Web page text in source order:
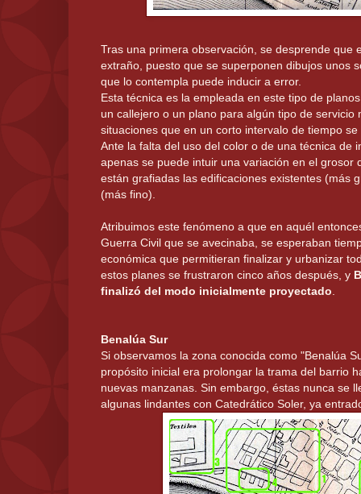
Tras una primera observación, se desprende que
extraño, puesto que se superponen dibujos unos
que lo contempla puede inducir a error.
Esta técnica es la empleada en este tipo de
un callejero o un plano para algún tipo de servicio
situaciones que en un corto intervalo de tiempo
Ante la falta del uso del color o de una técnica de
apenas se puede intuir una variación en el grosor
están grafiadas las edificaciones existentes (más
(más fino).
Atribuimos este fenómeno a que en aquél
Guerra Civil que se avecinaba, se esperaban
económica que permitieran finalizar y urbanizar
estos planes se frustraron cinco años después, y
finalizó del modo inicialmente proyectado
Benalúa Sur
Si observamos la zona conocida como "Benalúa
propósito inicial era prolongar la trama del barrio
nuevas manzanas. Sin embargo, éstas nunca se
algunas lindantes con Catedrático Soler, ya